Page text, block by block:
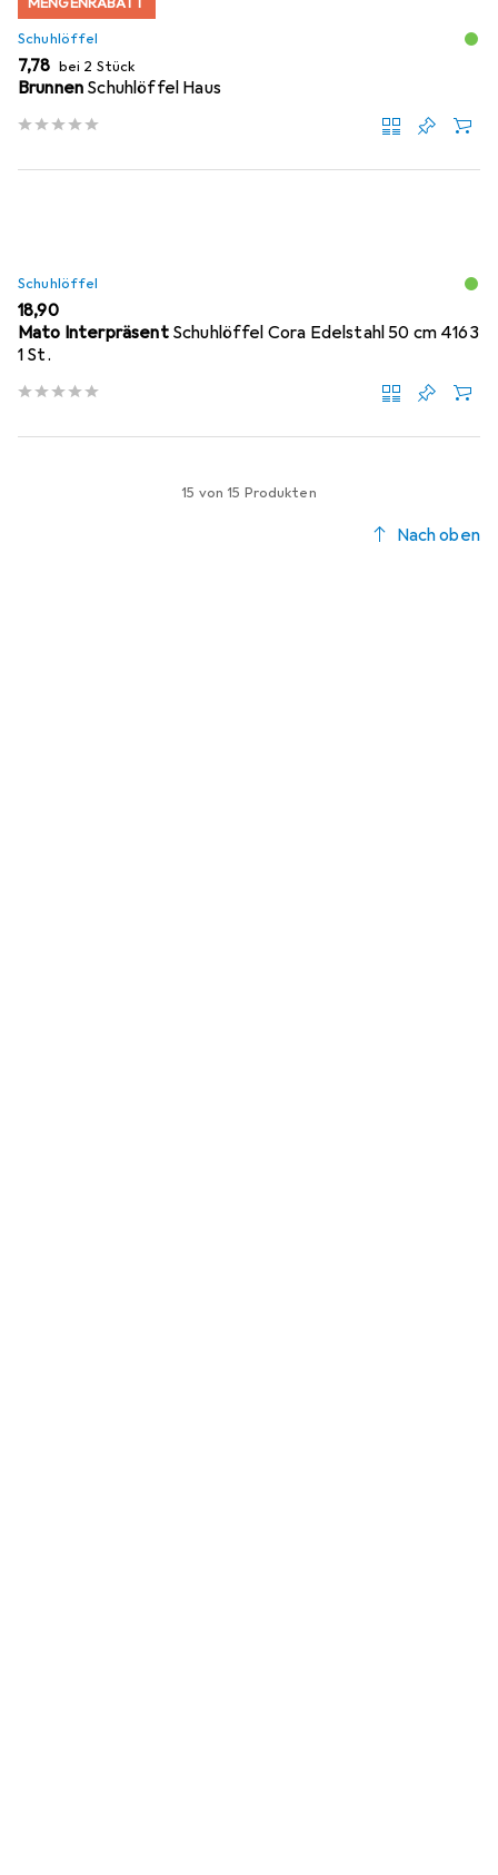
Schuhlöffel
EUR
7,78 bei 2 Stück
Brunnen Schuhlöffel Haus
Schuhlöffel
EUR
18,90
Mato Interpräsent Schuhlöffel Cora Edelstahl 50 cm 4163
1 St.
15 von 15 Produkten
Nach oben